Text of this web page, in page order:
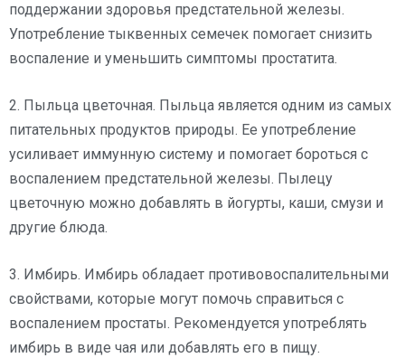
поддержании здоровья предстательной железы.
Употребление тыквенных семечек помогает снизить
воспаление и уменьшить симптомы простатита.
2. Пыльца цветочная. Пыльца является одним из самых
питательных продуктов природы. Ее употребление
усиливает иммунную систему и помогает бороться с
воспалением предстательной железы. Пылецу
цветочную можно добавлять в йогурты, каши, смузи и
другие блюда.
3. Имбирь. Имбирь обладает противовоспалительными
свойствами, которые могут помочь справиться с
воспалением простаты. Рекомендуется употреблять
имбирь в виде чая или добавлять его в пищу.